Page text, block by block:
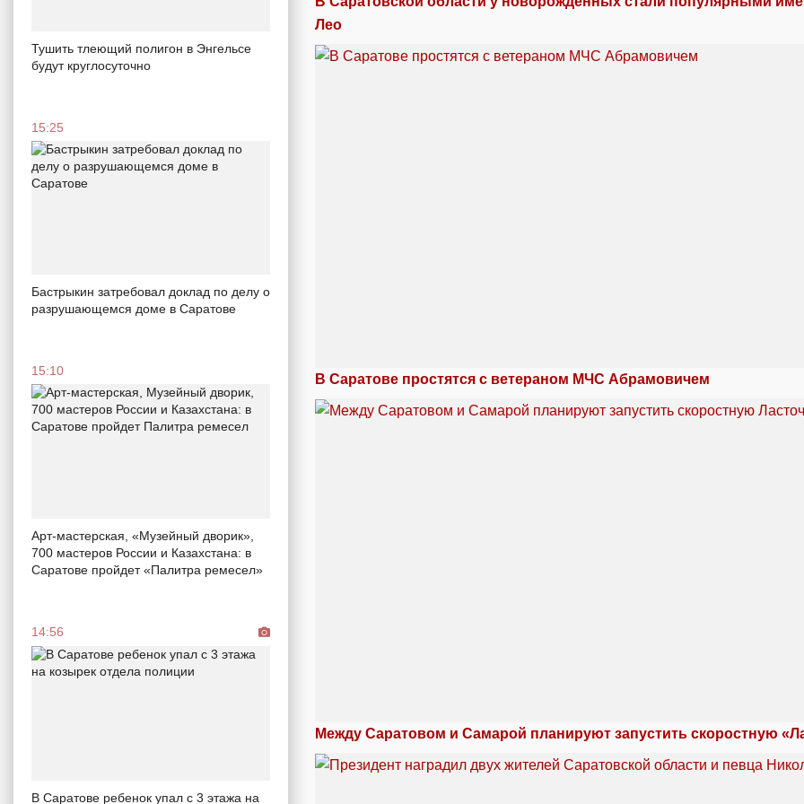
Тушить тлеющий полигон в Энгельсе
будут круглосуточно
15:25
Бастрыкин затребовал доклад по делу о
разрушающемся доме в Саратове
15:10
Арт-мастерская, «Музейный дворик»,
700 мастеров России и Казахстана: в
Саратове пройдет «Палитра ремесел»
14:56
В Саратове ребенок упал с 3 этажа на
Лео
В Саратове простятся с ветераном МЧС Абрамовичем
Между Саратовом и Самарой планируют запустить скоростную